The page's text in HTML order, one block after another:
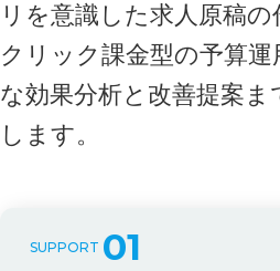
リを意識した求人原稿の
クリック課金型の予算
な効果分析と改善提案ま
します。
01